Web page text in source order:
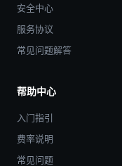
安全中心
服务协议
常见问题解答
帮助中心
入门指引
费率说明
常见问题